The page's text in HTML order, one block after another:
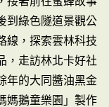
到綠色隧道景觀公
線，探索雲林科技
，走訪林北卡好社
年的大同醬油黑金
媽鵝童樂園」製作